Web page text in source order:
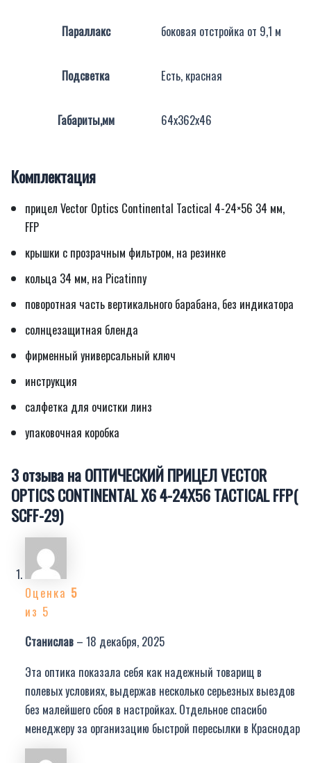
Параллакс боковая отстройка от 9,1 м
Подсветка Есть, красная
Габариты,мм 64x362x46
Комплектация
прицел Vector Optics Continental Tactical 4-24×56 34 мм,
FFP
крышки с прозрачным фильтром, на резинке
кольца 34 мм, на Picatinny
поворотная часть вертикального барабана, без индикатора
солнцезащитная бленда
фирменный универсальный ключ
инструкция
салфетка для очистки линз
упаковочная коробка
3 отзыва наОПТИЧЕСКИЙ ПРИЦЕЛ VECTOR
OPTICS CONTINENTAL X6 4-24X56 TACTICAL FFP(
SCFF-29)
Оценка 5
из 5
Станислав – 18 декабря, 2025
Эта оптика показала себя как надежный товарищ в
полевых условиях, выдержав несколько серьезных выездов
без малейшего сбоя в настройках. Отдельное спасибо
менеджеру за организацию быстрой пересылки в Краснодар